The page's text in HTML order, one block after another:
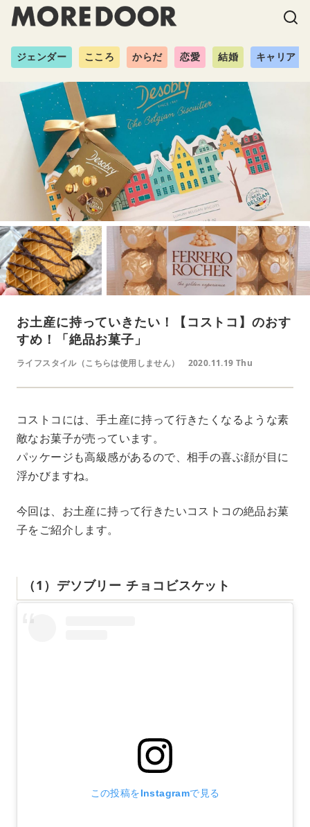
ジェンダー こころ からだ 恋愛 結婚 キャリア
お土産に持っていきたい！【コストコ】のおす
すめ！「絶品お菓子」
ライフスタイル（こちらは使用しません） 2020.11.19 Thu
コストコには、手土産に持って行きたくなるような素
敵なお菓子が売っています。
パッケージも高級感があるので、相手の喜ぶ顔が目に
浮かびますね。
今回は、お土産に持って行きたいコストコの絶品お菓
子をご紹介します。
（1）デソブリー チョコビスケット
この投稿をInstagramで見る